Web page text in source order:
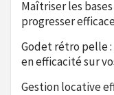
Maîtriser les
progresser
Godet rétro pelle
en efficacité sur
Gestion locative